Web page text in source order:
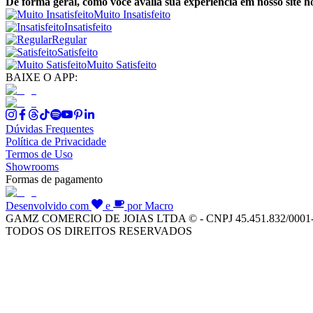
Muito Insatisfeito
Insatisfeito
Regular
Satisfeito
Muito Satisfeito
BAIXE O APP:
Dúvidas Frequentes
Política de Privacidade
Termos de Uso
Showrooms
Formas de pagamento
Desenvolvido com e
por Macro
GAMZ COMERCIO DE JOIAS LTDA © - CNPJ 45.451.832/
TODOS OS DIREITOS RESERVADOS